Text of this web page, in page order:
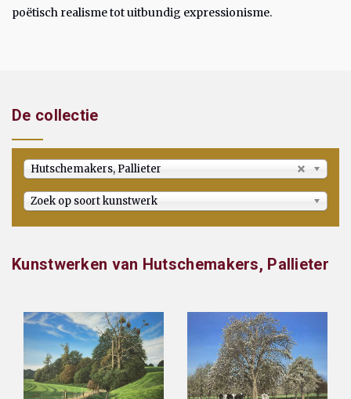
poëtisch realisme tot uitbundig expressionisme.
De collectie
Hutschemakers, Pallieter
Zoek op soort kunstwerk
Kunstwerken van Hutschemakers, Pallieter